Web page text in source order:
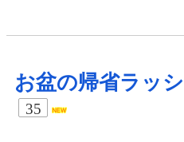
お盆の帰省ラッ
35